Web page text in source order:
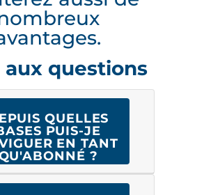
aux questions
QUELLES
PUIS-JE
EN TANT
?